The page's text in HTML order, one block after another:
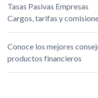
Tasas Pasivas Empresas
Cargos, tarifas y
Conoce los mejores
productos financieros